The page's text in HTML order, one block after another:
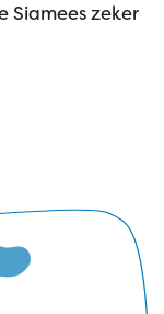
Siamees zeker